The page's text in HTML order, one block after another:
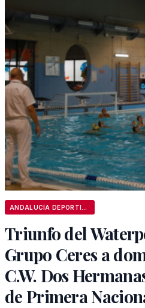
Triunfo del
Grupo Ceres a
C.W. Dos
de Primera